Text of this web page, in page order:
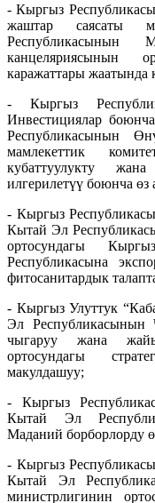
- Кыргыз
жаштар саясаты
Республикасынын
канцеляриясынын
каражаттары
- Кыргыз
Инвестициялар
Республикасынын
мамлекеттик
кубаттуулукту
илгерилетүү боюнча
- Кыргыз
Кытай Эл
ортосундагы
Республикасына
фитосанитардык
- Кыргыз Улуттук
Эл Республикасынын
чыгаруу жана
ортосундагы
макулдашуу;
- Кыргыз
Кытай Эл
Маданий борборлорду
- Кыргыз
Кытай Эл
министрлигинин